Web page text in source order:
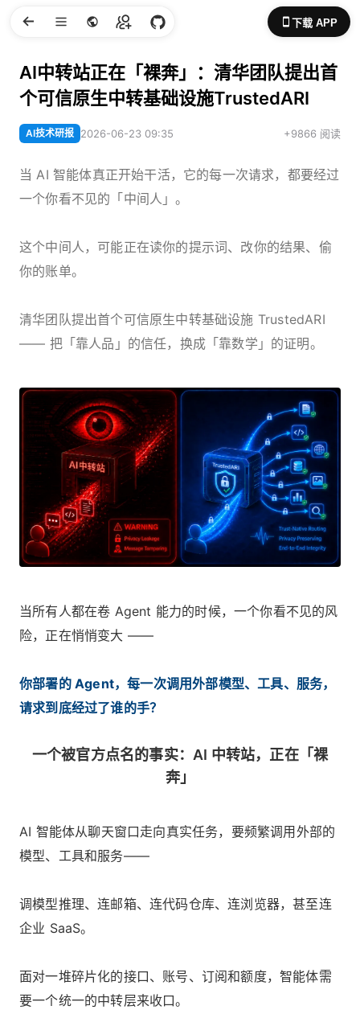
下载 APP
AI中转站正在「裸奔」：清华团队提出首
个可信原生中转基础设施TrustedARI
AI技术研报 2026-06-23 09:35 +9866 阅读
当 AI 智能体真正开始干活，它的每一次请求，都要经过
一个你看不见的「中间人」。
这个中间人，可能正在读你的提示词、改你的结果、偷
你的账单。
清华团队提出首个可信原生中转基础设施 TrustedARI
—— 把「靠人品」的信任，换成「靠数学」的证明。
当所有人都在卷 Agent 能力的时候，一个你看不见的风
险，正在悄悄变大 ——
你部署的 Agent，每一次调用外部模型、工具、服务，
请求到底经过了谁的手？
一个被官方点名的事实：AI 中转站，正在「裸
奔」
AI 智能体从聊天窗口走向真实任务，要频繁调用外部的
模型、工具和服务——
调模型推理、连邮箱、连代码仓库、连浏览器，甚至连
企业 SaaS。
面对一堆碎片化的接口、账号、订阅和额度，智能体需
要一个统一的中转层来收口。